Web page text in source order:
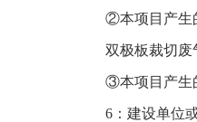
②本项目产生
双极板裁切废
③本项目产生
6：建设单位